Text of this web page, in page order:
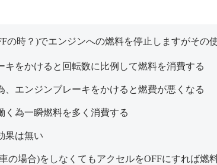
の時？)でエンジンへの燃料を停止しますがそ
キをかけると回転数に比例して燃料を消費する
、エンジンブレーキをかけると燃費が悪くなる
く為一瞬燃料を多く消費する
果は無い
の場合)をしなくてもアクセルをOFFにすれば燃